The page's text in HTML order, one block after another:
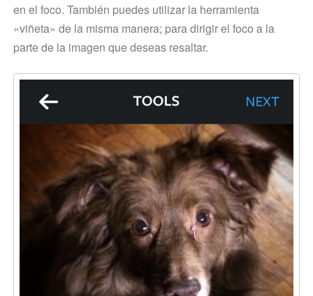
en el foco. También puedes utilizar la herramienta
«viñeta» de la misma manera; para dirigir el foco a la
parte de la imagen que deseas resaltar.